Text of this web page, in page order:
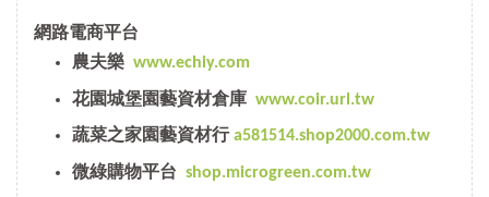
網路電商平台
農夫樂 www.echiy.com
花園城堡園藝資材倉庫 www.coir.url.tw
蔬菜之家園藝資材行a581514.shop2000.com.tw
微綠購物平台 shop.microgreen.com.tw